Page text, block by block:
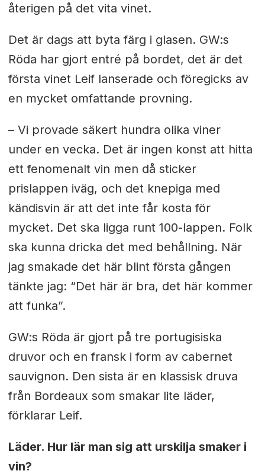
återigen på det vita vinet.
Det är dags att byta färg i glasen. GW:s
Röda har gjort entré på bordet, det är det
första vinet Leif lanserade och föregicks av
en mycket omfattande provning.
– Vi provade säkert hundra olika viner
under en vecka. Det är ingen konst att hitta
ett fenomenalt vin men då sticker
prislappen iväg, och det knepiga med
kändisvin är att det inte får kosta för
mycket. Det ska ligga runt 100-lappen. Folk
ska kunna dricka det med behållning. När
jag smakade det här blint första gången
tänkte jag: “Det här är bra, det här kommer
att funka”.
GW:s Röda är gjort på tre portugisiska
druvor och en fransk i form av cabernet
sauvignon. Den sista är en klassisk druva
från Bordeaux som smakar lite läder,
förklarar Leif.
Läder. Hur lär man sig att urskilja smaker i
vin?